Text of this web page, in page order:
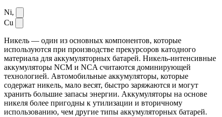
Ni,
Cu
Никель — один из основных компонентов, которые
используются при производстве прекурсоров катодного
материала для аккумуляторных батарей. Никель-интенсивные
аккумуляторы NCM и NCA считаются доминирующей
технологией. Автомобильные аккумуляторы, которые
содержат никель, мало весят, быстро заряжаются и могут
хранить большие запасы энергии. Аккумуляторы на основе
никеля более пригодны к утилизации и вторичному
использованию, чем другие типы аккумуляторных батарей.